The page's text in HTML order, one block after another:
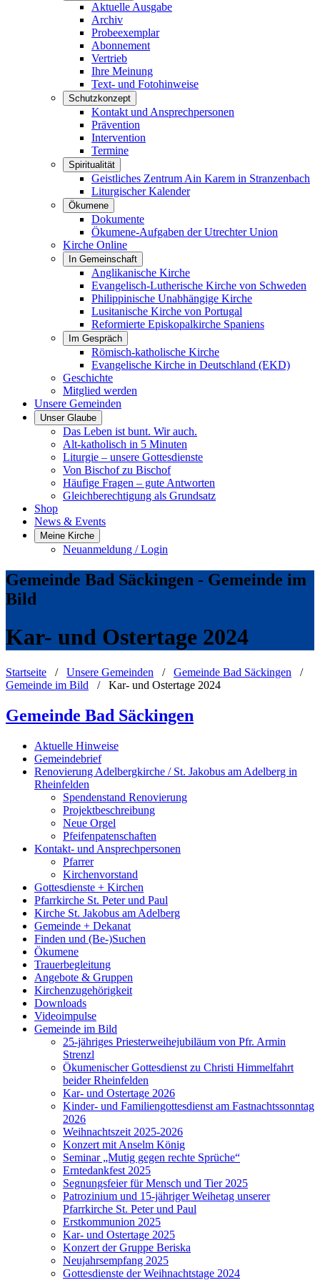
Aktuelle Ausgabe
Archiv
Probeexemplar
Abonnement
Vertrieb
Ihre Meinung
Text- und Fotohinweise
Schutzkonzept
Kontakt und Ansprechpersonen
Prävention
Intervention
Termine
Spiritualität
Geistliches Zentrum Ain Karem in Stranzenbach
Liturgischer Kalender
Ökumene
Dokumente
Ökumene-Aufgaben der Utrechter Union
Kirche Online
In Gemeinschaft
Anglikanische Kirche
Evangelisch-Lutherische Kirche von Schweden
Philippinische Unabhängige Kirche
Lusitanische Kirche von Portugal
Reformierte Episkopalkirche Spaniens
Im Gespräch
Römisch-katholische Kirche
Evangelische Kirche in Deutschland (EKD)
Geschichte
Mitglied werden
Unsere Gemeinden
Unser Glaube
Das Leben ist bunt. Wir auch.
Alt-katholisch in 5 Minuten
Liturgie – unsere Gottesdienste
Von Bischof zu Bischof
Häufige Fragen – gute Antworten
Gleichberechtigung als Grundsatz
Shop
News & Events
Meine Kirche
Neuanmeldung / Login
Gemeinde Bad Säckingen - Gemeinde im
Bild
Kar- und Ostertage 2024
Startseite / Unsere Gemeinden / Gemeinde Bad Säckingen /
Gemeinde im Bild / Kar- und Ostertage 2024
Gemeinde Bad Säckingen
Aktuelle Hinweise
Gemeindebrief
Renovierung Adelbergkirche / St. Jakobus am Adelberg in
Rheinfelden
Spendenstand Renovierung
Projektbeschreibung
Neue Orgel
Pfeifenpatenschaften
Kontakt- und Ansprechpersonen
Pfarrer
Kirchenvorstand
Gottesdienste + Kirchen
Pfarrkirche St. Peter und Paul
Kirche St. Jakobus am Adelberg
Gemeinde + Dekanat
Finden und (Be-)Suchen
Ökumene
Trauerbegleitung
Angebote & Gruppen
Kirchenzugehörigkeit
Downloads
Videoimpulse
Gemeinde im Bild
25-jähriges Priesterweihejubiläum von Pfr. Armin
Strenzl
Ökumenischer Gottesdienst zu Christi Himmelfahrt
beider Rheinfelden
Kar- und Ostertage 2026
Kinder- und Familiengottesdienst am Fastnachtssonntag
2026
Weihnachtszeit 2025-2026
Konzert mit Anselm König
Seminar „Mutig gegen rechte Sprüche“
Erntedankfest 2025
Segnungsfeier für Mensch und Tier 2025
Patrozinium und 15-jähriger Weihetag unserer
Pfarrkirche St. Peter und Paul
Erstkommunion 2025
Kar- und Ostertage 2025
Konzert der Gruppe Beriska
Neujahrsempfang 2025
Gottesdienste der Weihnachtstage 2024